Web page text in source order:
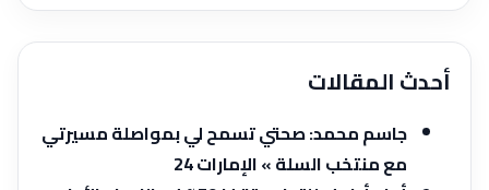
أحدث المقالات
جاسم محمد: صحتي تسمح لي بمواصلة مسيرتي
مع منتخب السلة » الإمارات 24